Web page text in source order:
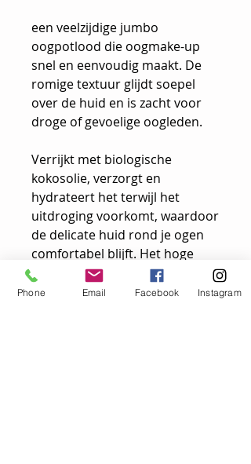
een veelzijdige jumbo
oogpotlood die oogmake-up
snel en eenvoudig maakt. De
romige textuur glijdt soepel
over de huid en is zacht voor
droge of gevoelige oogleden.
Verrijkt met biologische
kokosolie, verzorgt en
hydrateert het terwijl het
uitdroging voorkomt, waardoor
de delicate huid rond je ogen
comfortabel blijft. Het hoge
pigmentgehalte zorgt voor een
intense kleurafgifte in slechts
Phone Email Facebook Instagram